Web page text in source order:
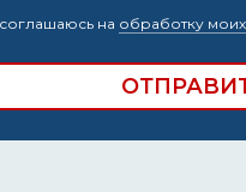
на обработку